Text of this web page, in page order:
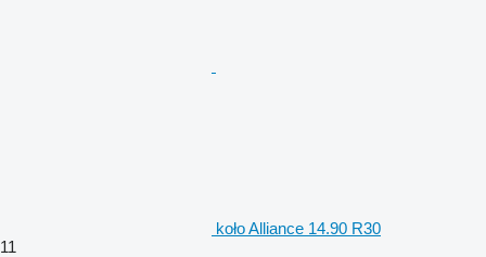
koło Alliance 14.90 R30
11